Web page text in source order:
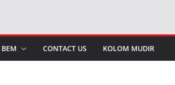
BEM CONTACT US KOLOM MUDIR